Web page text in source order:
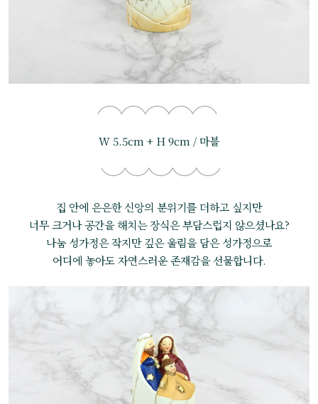
W 5.5cm + H 9cm / 마블
집 안에 은은한 신앙의 분위기를 더하고 싶지만
너무 크거나 공간을 해치는 장식은 부담스럽지 않으셨나요?
나눔 성가정은 작지만 깊은 울림을 담은 성가정으로
어디에 놓아도 자연스러운 존재감을 선물합니다.